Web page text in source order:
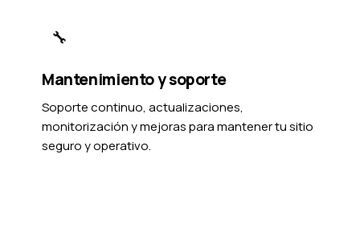
🔧
Mantenimiento y soporte
Soporte continuo, actualizaciones,
monitorización y mejoras para mantener tu sitio
seguro y operativo.